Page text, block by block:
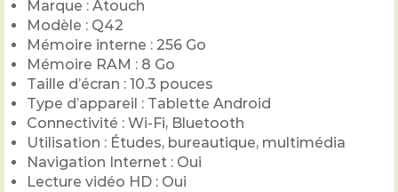
Marque : Atouch
Modèle : Q42
Mémoire interne : 256 Go
Mémoire RAM : 8 Go
Taille d’écran : 10.3 pouces
Type d’appareil : Tablette Android
Connectivité : Wi-Fi, Bluetooth
Utilisation : Études, bureautique, multimédia
Navigation Internet : Oui
Lecture vidéo HD : Oui